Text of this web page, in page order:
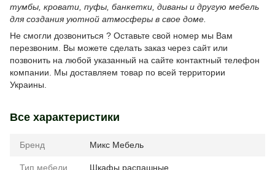
тумбы, кровати, пуфы, банкетки, диваны и другую мебель
для создания уютной атмосферы в свое доме.
Не смогли дозвониться ? Оставьте свой номер мы Вам
перезвоним. Вы можете сделать заказ через сайт или
позвонить на любой указанный на сайте контактный телефон
компании. Мы доставляем товар по всей территории
Украины.
Все характеристики
Бренд Микс Мебель
Тип мебели Шкафы распашные